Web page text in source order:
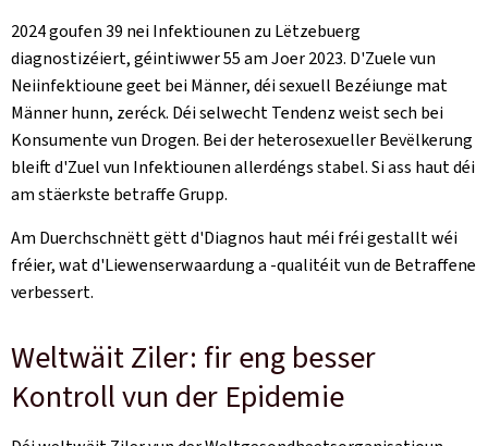
2024 goufen 39 nei Infektiounen zu Lëtzebuerg
diagnostizéiert, géintiwwer 55 am Joer 2023. D'Zuele vun
Neiinfektioune geet bei Männer, déi sexuell Bezéiunge mat
Männer hunn, zeréck. Déi selwecht Tendenz weist sech bei
Konsumente vun Drogen. Bei der heterosexueller Bevëlkerung
bleift d'Zuel vun Infektiounen allerdéngs stabel. Si ass haut déi
am stäerkste betraffe Grupp.
Am Duerchschnëtt gëtt d'Diagnos haut méi fréi gestallt wéi
fréier, wat d'Liewenserwaardung a -qualitéit vun de Betraffene
verbessert.
Weltwäit Ziler: fir eng besser
Kontroll vun der Epidemie